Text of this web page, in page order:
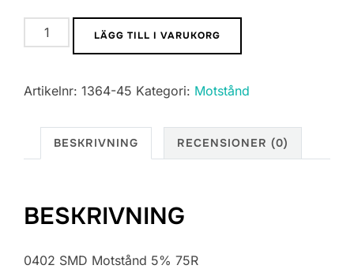
0402
SMD
5%
mängd
LÄGG TILL I VARUKORG
Artikelnr: 1364-45 Kategori: Motstånd
BESKRIVNING RECENSIONER (0)
BESKRIVNING
0402 SMD Motstånd 5% 75R